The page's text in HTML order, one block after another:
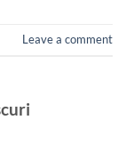
Leave a comment